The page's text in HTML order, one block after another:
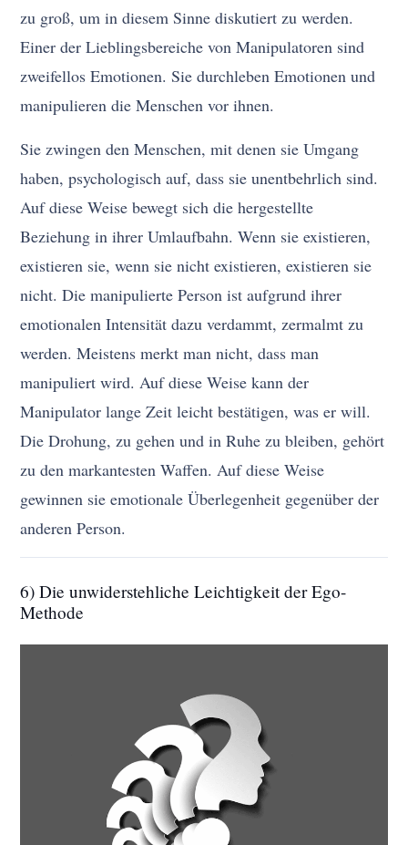
zu groß, um in diesem Sinne diskutiert zu werden.
Einer der Lieblingsbereiche von Manipulatoren sind
zweifellos Emotionen. Sie durchleben Emotionen und
manipulieren die Menschen vor ihnen.
Sie zwingen den Menschen, mit denen sie Umgang
haben, psychologisch auf, dass sie unentbehrlich sind.
Auf diese Weise bewegt sich die hergestellte
Beziehung in ihrer Umlaufbahn. Wenn sie existieren,
existieren sie, wenn sie nicht existieren, existieren sie
nicht. Die manipulierte Person ist aufgrund ihrer
emotionalen Intensität dazu verdammt, zermalmt zu
werden. Meistens merkt man nicht, dass man
manipuliert wird. Auf diese Weise kann der
Manipulator lange Zeit leicht bestätigen, was er will.
Die Drohung, zu gehen und in Ruhe zu bleiben, gehört
zu den markantesten Waffen. Auf diese Weise
gewinnen sie emotionale Überlegenheit gegenüber der
anderen Person.
6) Die unwiderstehliche Leichtigkeit der Ego-
Methode